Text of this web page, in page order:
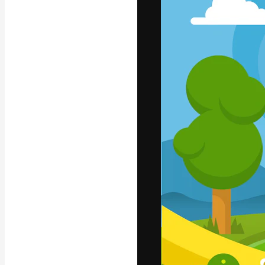
La plataforma
trabajo. Más
entre
Español
Copyright ©